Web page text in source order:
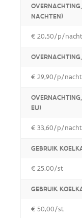
NACHTEN)
€ 20,50/p/nacht
€ 29,90/p/nacht
EU)
€ 33,60/p/nacht
GEBRUIK
€ 25,00/st
GEBRUIK
€ 50,00/st